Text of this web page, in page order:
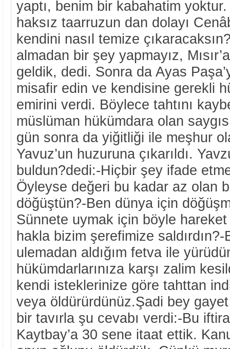
yaptı, benim bir kabahatim
haksız taarruzun dan dolayı
kendini nasıl temize
almadan bir şey yapmayız,
geldik, dedi. Sonra da Ayas
misafir edin ve kendisine gerekli
emirini verdi. Böylece tahtını
müslüman hükümdara olan
gün sonra da yiğitliği ile meşhur
Yavuz’un huzuruna çıkarıldı.
buldun?dedi:-Hiçbir şey ifade
Öyleyse değeri bu kadar az olan
döğüştün?-Ben dünya için
Sünnete uymak için böyle
hakla bizim şerefimize
ulemadan aldığım fetva ile
hükümdarlarınıza karşı zalim
kendi isteklerinize göre tahttan
veya öldürürdünüz.Şadi bey
bir tavırla şu cevabı verdi:-Bu
Kaytbay’a 30 sene itaat ettik.